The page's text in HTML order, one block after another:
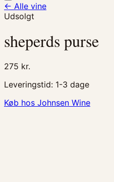
← Alle vine
Udsolgt
sheperds purse
275 kr.
Leveringstid: 1-3 dage
Køb hos Johnsen Wine